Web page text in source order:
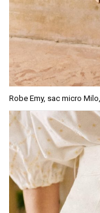
Robe Emy, sac micro